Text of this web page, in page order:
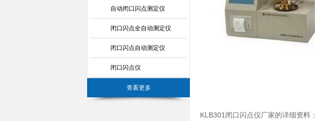
自动闭口闪点测定仪
闭口闪点全自动测定仪
闭口闪点自动测定仪
闭口闪点仪
查看更多
KLB301闭口闪点仪厂家的详细资料：